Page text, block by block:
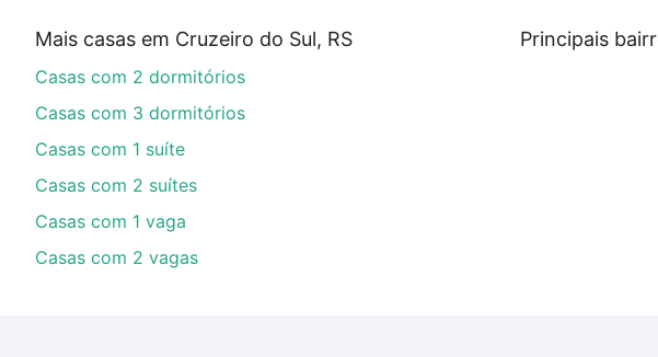
as parcelas podem se adequar ao seu orçamento. Se ainda tem alguma
comprar um apartamento
Mais casas em Cruzeiro do Sul, RS
Casas com 2 dormitórios
Casas com 3 dormitórios
Casas com 1 suíte
Casas com 2 suítes
Casas com 1 vaga
Casas com 2 vagas
Principais